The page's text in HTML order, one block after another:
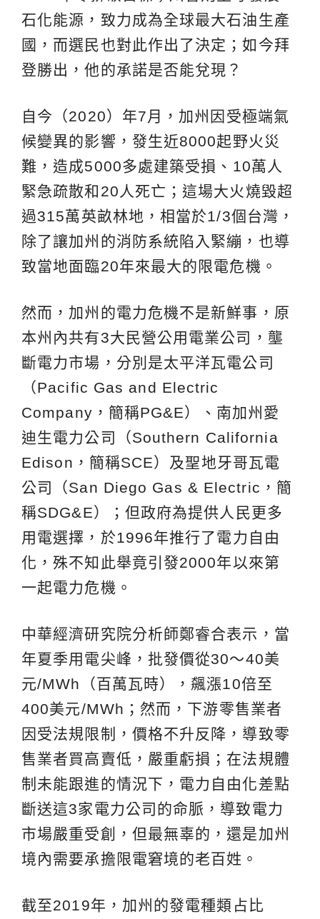
石化能源，致力成為全球最大石油生產
國，而選民也對此作出了決定；如今拜
登勝出，他的承諾是否能兌現？
自今（2020）年7月，加州因受極端氣
候變異的影響，發生近8000起野火災
難，造成5000多處建築受損、10萬人
緊急疏散和20人死亡；這場大火燒毀超
過315萬英畝林地，相當於1/3個台灣，
除了讓加州的消防系統陷入緊繃，也導
致當地面臨20年來最大的限電危機。
然而，加州的電力危機不是新鮮事，原
本州內共有3大民營公用電業公司，壟
斷電力市場，分別是太平洋瓦電公司
（Pacific Gas and Electric
Company，簡稱PG&E）、南加州愛
迪生電力公司（Southern California
Edison，簡稱SCE）及聖地牙哥瓦電
公司（San Diego Gas & Electric，簡
稱SDG&E）；但政府為提供人民更多
用電選擇，於1996年推行了電力自由
化，殊不知此舉竟引發2000年以來第
一起電力危機。
中華經濟研究院分析師鄭睿合表示，當
年夏季用電尖峰，批發價從30～40美
元/MWh（百萬瓦時），飆漲10倍至
400美元/MWh；然而，下游零售業者
因受法規限制，價格不升反降，導致零
售業者買高賣低，嚴重虧損；在法規體
制未能跟進的情況下，電力自由化差點
斷送這3家電力公司的命脈，導致電力
市場嚴重受創，但最無辜的，還是加州
境內需要承擔限電窘境的老百姓。
截至2019年，加州的發電種類占比